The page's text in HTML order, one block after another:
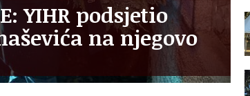
YIHR podsjetio
na njegovo